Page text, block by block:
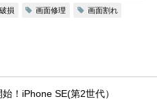
損 画面修理 画面割れ
！iPhone SE(第2世代）